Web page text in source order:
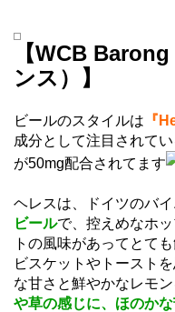
【WCB
ンス）】
ビールのスタイルは 『
成分として注目されてい
が50mg配合されてます
ヘレスは、ドイツのバ
ビールで、控えめなホ
トの風味があってとて
ビスケットやトースト
な甘さと鮮やかなレモ
や草の感じに、ほのか